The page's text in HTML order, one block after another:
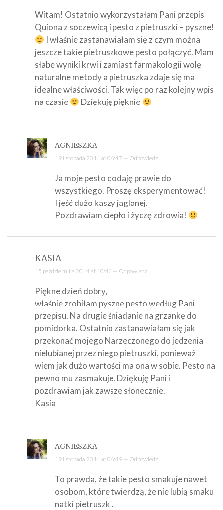
Witam! Ostatnio wykorzystałam Pani przepis
Quiona z soczewicą i pesto z pietruszki – pyszne!
I właśnie zastanawiałam się z czym można
jeszcze takie pietruszkowe pesto połączyć. Mam
słabe wyniki krwi i zamiast farmakologii wolę
naturalne metody a pietruszka zdaje się ma
idealne właściwości. Tak więc po raz kolejny wpis
na czasie
Dziękuję pięknie
AGNIESZKA
19 listopada 2014 at 06:47 — Odpowiedz
Ja moje pesto dodaję prawie do
wszystkiego. Proszę eksperymentować!
I jeść dużo kaszy jaglanej.
Pozdrawiam ciepło i życzę zdrowia!
KASIA
15 października 2014 at 10:42 — Odpowiedz
Piękne dzień dobry,
właśnie zrobiłam pyszne pesto według Pani
przepisu. Na drugie śniadanie na grzankę do
pomidorka. Ostatnio zastanawiałam się jak
przekonać mojego Narzeczonego do jedzenia
nielubianej przez niego pietruszki, ponieważ
wiem jak dużo wartości ma ona w sobie. Pesto na
pewno mu zasmakuje. Dziękuję Pani i
pozdrawiam jak zawsze słonecznie.
Kasia
AGNIESZKA
19 listopada 2014 at 06:49 — Odpowiedz
To prawda, że takie pesto smakuje nawet
osobom, które twierdzą, że nie lubią smaku
natki pietruszki.